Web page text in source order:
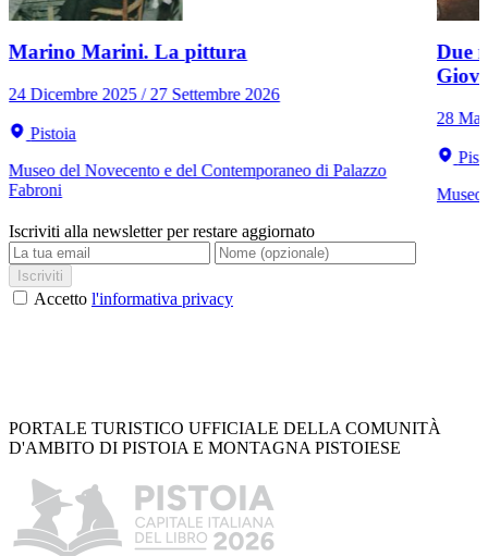
Marino Marini. La pittura
24 Dicembre 2025 / 27 Settembre 2026
Pistoia
Museo del Novecento e del Contemporaneo di Palazzo
Fabroni
Due
28
Museo
Iscriviti alla newsletter per restare aggiornato
Iscriviti
Accetto l'informativa privacy
PORTALE TURISTICO UFFICIALE DELLA COMUNITÀ
D'AMBITO DI PISTOIA E MONTAGNA PISTOIESE